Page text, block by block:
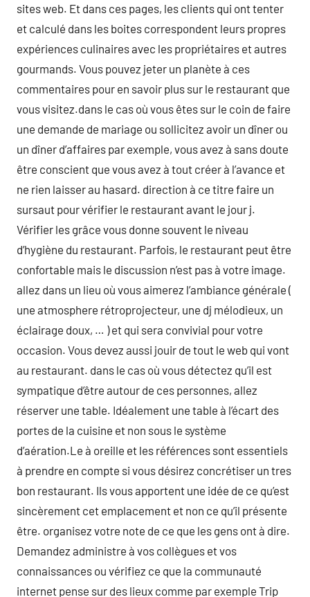
sites web. Et dans ces pages, les clients qui ont tenter
et calculé dans les boites correspondent leurs propres
expériences culinaires avec les propriétaires et autres
gourmands. Vous pouvez jeter un planète à ces
commentaires pour en savoir plus sur le restaurant que
vous visitez.dans le cas où vous êtes sur le coin de faire
une demande de mariage ou sollicitez avoir un dîner ou
un dîner d’affaires par exemple, vous avez à sans doute
être conscient que vous avez à tout créer à l’avance et
ne rien laisser au hasard. direction à ce titre faire un
sursaut pour vérifier le restaurant avant le jour j.
Vérifier les grâce vous donne souvent le niveau
d’hygiène du restaurant. Parfois, le restaurant peut être
confortable mais le discussion n’est pas à votre image.
allez dans un lieu où vous aimerez l’ambiance générale (
une atmosphere rétroprojecteur, une dj mélodieux, un
éclairage doux, … ) et qui sera convivial pour votre
occasion. Vous devez aussi jouir de tout le web qui vont
au restaurant. dans le cas où vous détectez qu’il est
sympatique d’être autour de ces personnes, allez
réserver une table. Idéalement une table à l’écart des
portes de la cuisine et non sous le système
d’aération.Le à oreille et les références sont essentiels
à prendre en compte si vous désirez concrétiser un tres
bon restaurant. Ils vous apportent une idée de ce qu’est
sincèrement cet emplacement et non ce qu’il présente
être. organisez votre note de ce que les gens ont à dire.
Demandez administre à vos collègues et vos
connaissances ou vérifiez ce que la communauté
internet pense sur des lieux comme par exemple Trip